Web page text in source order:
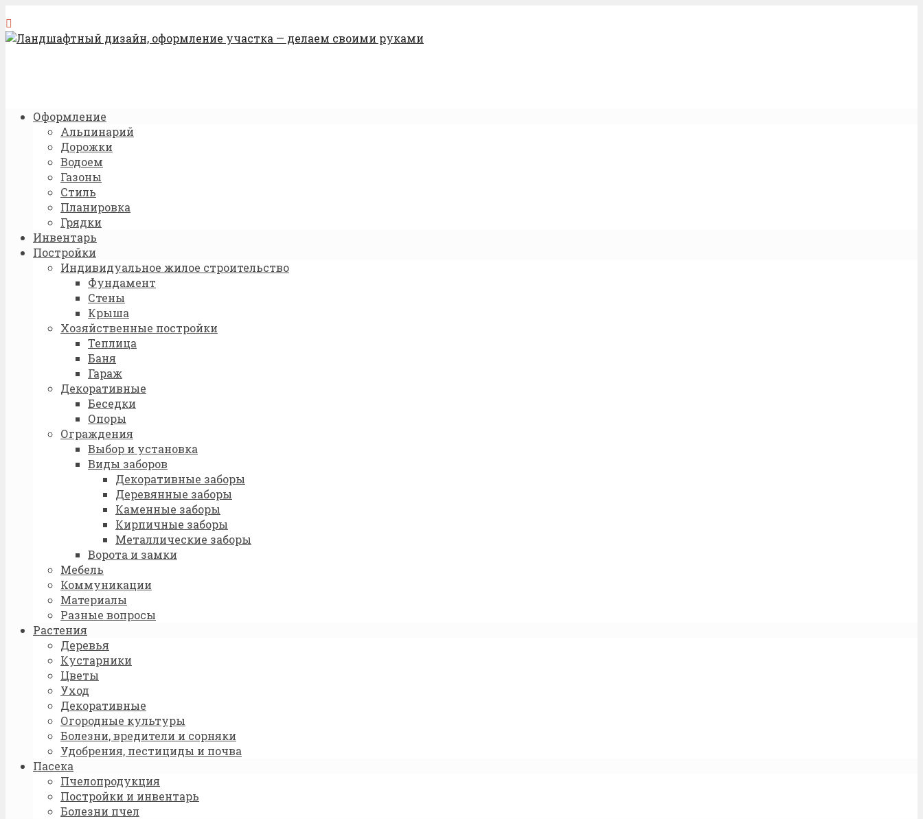
Оформление
Альпинарий
Дорожки
Водоем
Газоны
Стиль
Планировка
Грядки
Инвентарь
Постройки
Индивидуальное жилое строительство
Фундамент
Стены
Крыша
Хозяйственные постройки
Теплица
Баня
Гараж
Декоративные
Беседки
Опоры
Ограждения
Выбор и установка
Виды заборов
Декоративные заборы
Деревянные заборы
Каменные заборы
Кирпичные заборы
Металлические заборы
Ворота и замки
Мебель
Коммуникации
Материалы
Разные вопросы
Растения
Деревья
Кустарники
Цветы
Уход
Декоративные
Огородные культуры
Болезни, вредители и сорняки
Удобрения, пестициды и почва
Пасека
Пчелопродукция
Постройки и инвентарь
Болезни пчел